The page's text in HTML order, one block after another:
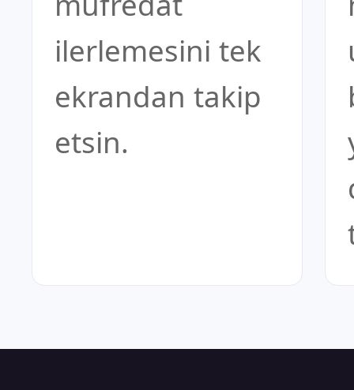
ilerlemesini tek
ekrandan takip
etsin.